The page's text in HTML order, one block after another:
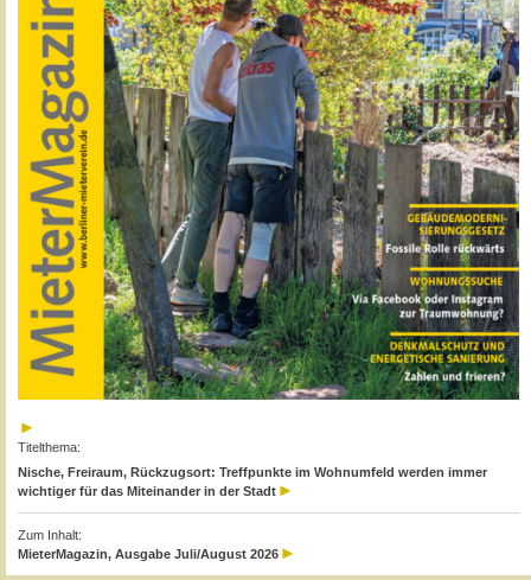
Titelthema:
Nische, Freiraum, Rückzugsort: Treffpunkte im Wohnumfeld werden immer
wichtiger für das Miteinander in der Stadt
Zum Inhalt:
MieterMagazin, Ausgabe Juli/August 2026